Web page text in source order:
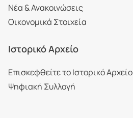
Νέα & Ανακοινώσεις
Οικονομικά Στοιχεία
Ιστορικό Αρχείο
Επισκεφθείτε το Ιστορικό Αρχείο
Ψηφιακή Συλλογή